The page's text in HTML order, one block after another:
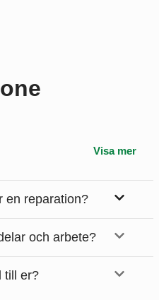
Visa mer
en reparation?
och arbete?
till er?